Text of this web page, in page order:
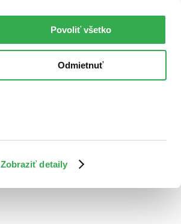
Zobraziť detaily
Povoliť všetko
Odmietnuť